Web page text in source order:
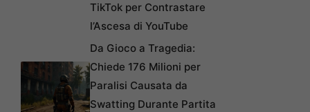
TikTok per Contrastare
l’Ascesa di YouTube
Da Gioco a Tragedia:
Chiede 176 Milioni per
Paralisi Causata da
Swatting Durante Partita